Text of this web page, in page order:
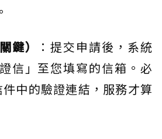
鍵）
：提交申請後，系統
信」至您填寫的信箱。必
中的驗證連結，服務才算